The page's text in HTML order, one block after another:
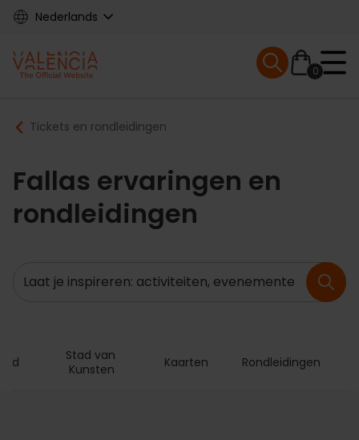
Skip
content
Nederlands
Main
navigation
0
Mobile menu
Breadcrumb
Tickets en rondleidingen
Fallas ervaringen en
rondleidingen
Zoeken
Stad van
Kunsten
Kaarten Rondleidingen